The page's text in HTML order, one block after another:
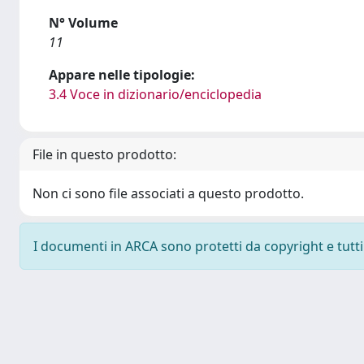
N° Volume
11
Appare nelle tipologie:
3.4 Voce in dizionario/enciclopedia
File in questo prodotto:
Non ci sono file associati a questo prodotto.
I documenti in ARCA sono protetti da copyright e